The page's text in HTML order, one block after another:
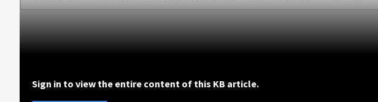
Sign in to view the entire content of this KB article.